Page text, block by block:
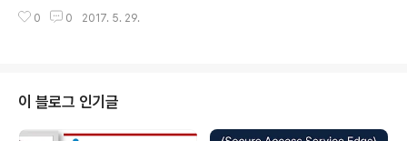
**iCp **와 같이 **[세 문자] **로 구분됩니다 코드는 ..
Locker라는 Ransomware에 대해 포스팅 하도록 하겠
일 시스템에 다음의 파일들을 추가합니다. • %APPDAT
A%\Local\Packages\Microsoft.BingFoodAndDri
nk_8wekyb3d8bbwe\ RoamingState\HOW_CAN
0 0 2017. 5. 29.
이 블로그 인기글